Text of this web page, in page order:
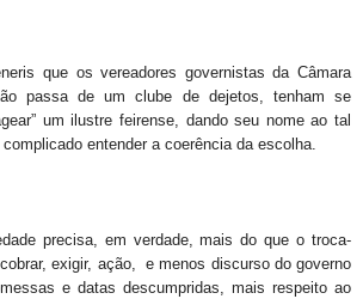
que os vereadores governistas da Câmara
passa de um clube de dejetos, tenham se
um ilustre feirense, dando seu nome ao tal
entender a coerência da escolha.
precisa, em verdade, mais do que o troca-
exigir, ação, e menos discurso do governo
e datas descumpridas, mais respeito ao